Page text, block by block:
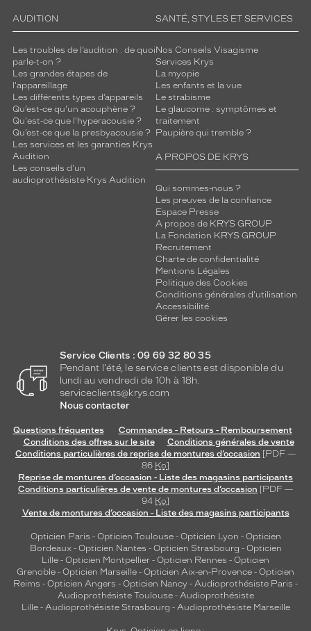
AUDITION
Les troubles de l’audition : de quoi
parle-t-on ?
Les grandes étapes de
l'appareillage
Les différents types d’appareils
Qu’est-ce qu'un acouphène ?
Qu'est-ce que l'hyperacousie ?
Qu’est-ce que la presbyacousie ?
Les services et les garanties Krys
Audition
Les conseils d'un
audioprothésiste Krys Audition
SANTÉ, STYLES ET SERVICES
Nos Conseils Visagisme
Services Krys
La myopie
Les enfants et la vue
Le strabisme
Le glaucome : symptômes et
traitement
Paupière qui tremble ?
A PROPOS DE KRYS
Qui sommes-nous ?
Les preuves de la confiance
Espace Presse
A propos de KRYS GROUP
La Fondation KRYS GROUP
Recrutement
Charte de confidentialité
Mentions Légales
Politique des Cookies
Conditions générales d'utilisation
Accessibilité
Gérer les cookies
Service Clients : 09 69 32 80 35
Pendant l'été, le service clients est disponible du
lundi au vendredi de 10h à 18h.
serviceclients@krys.com
Nous contacter
Questions fréquentes
Commandes - Retours - Remboursement
Conditions des offres sur le site
Conditions générales de vente
Conditions particulières de reprise de montures d’occasion [PDF —
86 Ko]
Reprise de montures d’occasion - Liste des magasins participants
Conditions particulières de vente de montures d’occasion [PDF —
94 Ko]
Vente de montures d’occasion - Liste des magasins participants
Opticien Paris - Opticien Toulouse- Opticien Lyon - Opticien
Bordeaux- Opticien Nantes - Opticien Strasbourg - Opticien
Lille - Opticien Montpellier - Opticien Rennes - Opticien
Grenoble - Opticien Marseille - Opticien Aix-en-Provence - Opticien
Reims - Opticien Angers - Opticien Nancy - Audioprothésiste Paris -
Audioprothésiste Toulouse- Audioprothésiste
Lille- Audioprothésiste Strasbourg - Audioprothésiste Marseille